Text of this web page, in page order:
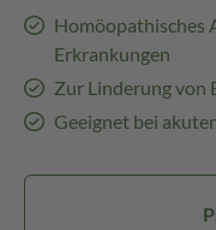
Homöopathisches
Erkrankungen
Zur Linderung von
Geeignet bei